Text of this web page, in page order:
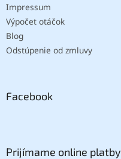
Impressum
Výpočet otáčok
Blog
Odstúpenie od zmluvy
Facebook
Prijímame online platby